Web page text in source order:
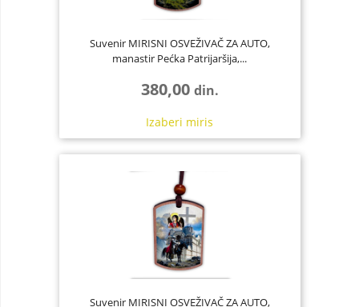
Suvenir MIRISNI OSVEŽIVAČ ZA AUTO,
manastir Pećka Patrijaršija,...
380,00 din.
Izaberi miris
Suvenir MIRISNI OSVEŽIVAČ ZA AUTO,